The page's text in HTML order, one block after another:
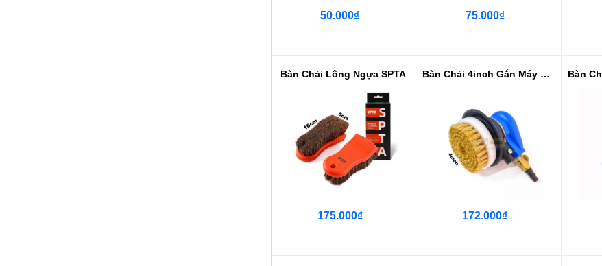
50.000₫ 75.000₫
Bàn Chải Lông Ngựa SPTA
175.000₫
Bàn Chải 4inch Gắn Máy Chà Rung ...
172.000₫